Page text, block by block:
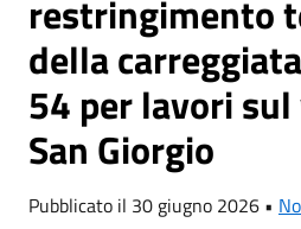
restringimento
della
54 per lavori
San Giorgio
Pubblicato il 30 giugno 2026 •